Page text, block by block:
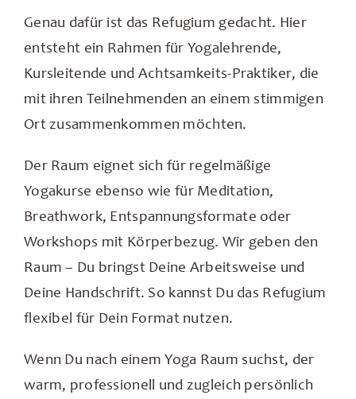
Genau dafür ist das Refugium gedacht. Hier
entsteht ein Rahmen für Yogalehrende,
Kursleitende und Achtsamkeits-Praktiker, die
mit ihren Teilnehmenden an einem stimmigen
Ort zusammenkommen möchten.
Der Raum eignet sich für regelmäßige
Yogakurse ebenso wie für Meditation,
Breathwork, Entspannungsformate oder
Workshops mit Körperbezug. Wir geben den
Raum – Du bringst Deine Arbeitsweise und
Deine Handschrift. So kannst Du das Refugium
flexibel für Dein Format nutzen.
Wenn Du nach einem Yoga Raum suchst, der
warm, professionell und zugleich persönlich